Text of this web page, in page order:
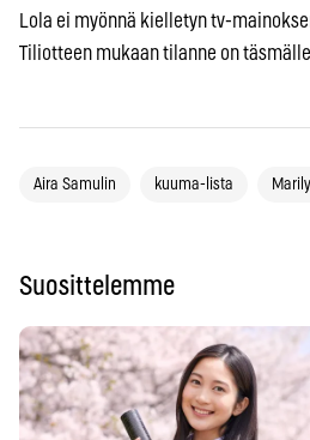
Lola ei myönnä kielletyn tv-
Tiliotteen mukaan tilanne on
Aira Samulin kuuma-lista
Suosittelemme